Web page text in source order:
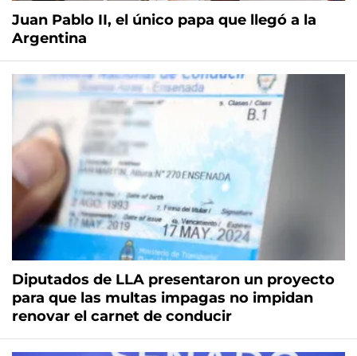
Juan Pablo II, el único papa que llegó a la
Argentina
Diputados de LLA presentaron un proyecto
para que las multas impagas no impidan
renovar el carnet de conducir